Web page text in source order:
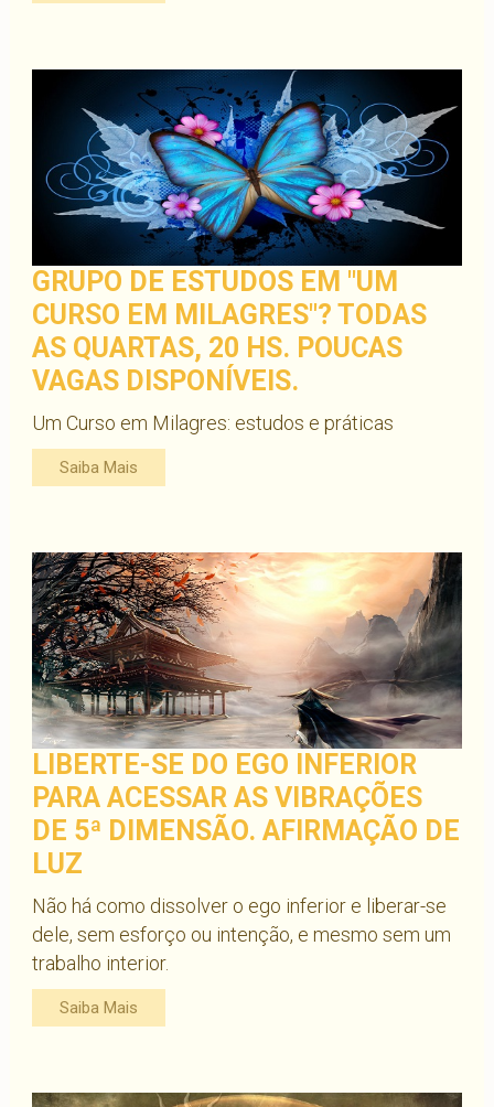
GRUPO DE ESTUDOS EM "UM
CURSO EM MILAGRES"? TODAS
AS QUARTAS, 20 HS. POUCAS
VAGAS DISPONÍVEIS.
Um Curso em Milagres: estudos e práticas
Saiba Mais
LIBERTE-SE DO EGO INFERIOR
PARA ACESSAR AS VIBRAÇÕES
DE 5ª DIMENSÃO. AFIRMAÇÃO DE
LUZ
Não há como dissolver o ego inferior e liberar-se
dele, sem esforço ou intenção, e mesmo sem um
trabalho interior.
Saiba Mais